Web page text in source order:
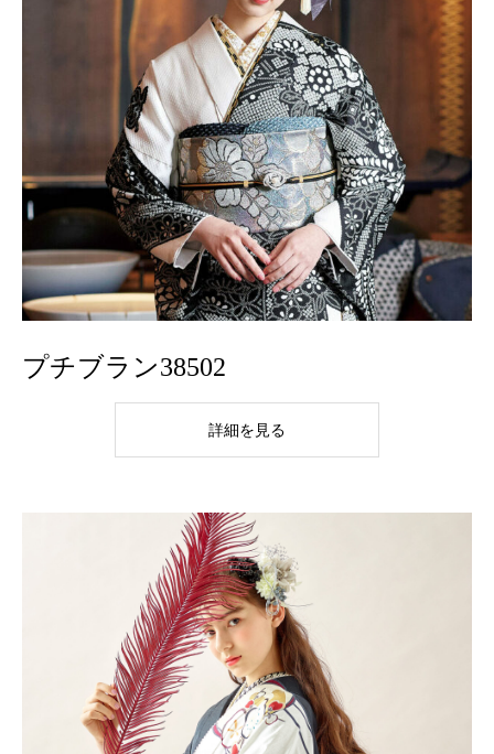
プチブラン38502
詳細を見る